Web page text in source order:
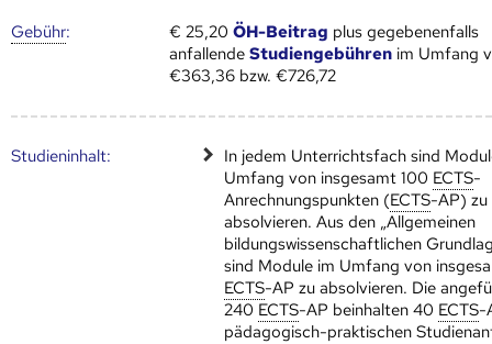
Gebühr: € 25,20ÖH-Beitrag plus gegebenenfalls
anfallendeStudiengebühren im Umfang
€363,36 bzw. €726,72
Studien­inhalt:
In jedem Unterrichtsfach sind
Umfang von insgesamt 100 ECTS-
Anrechnungspunkten (ECTS-AP) zu
absolvieren. Aus den „Allgemeinen
bildungswissenschaftlichen
sind Module im Umfang von
ECTS-AP zu absolvieren. Die
240 ECTS-AP beinhalten 40 ECTS-
pädagogisch-praktischen